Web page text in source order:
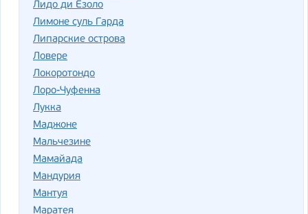
Лидо ди Езоло
Лимоне суль Гарда
Липарские острова
Ловере
Локоротондо
Лоро-Чуфенна
Лукка
Маджоне
Мальчезине
Мамайада
Мандурия
Мантуя
Маратея